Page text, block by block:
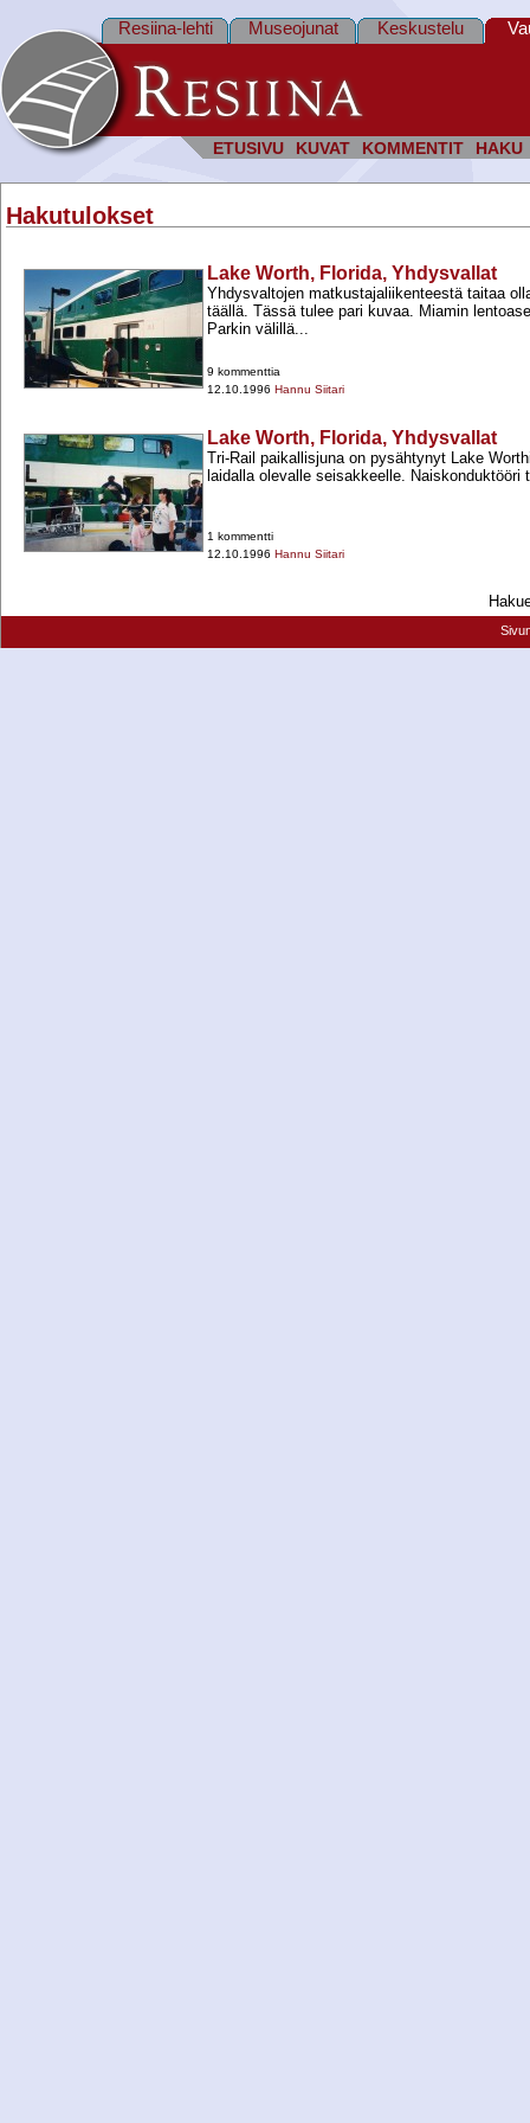
ETUSIVU KUVAT KOMMENTIT HAKU
Resiina-lehti Museojunat Keskustelu
Hakutulokset
Lake Worth, Florida, Yhdysvallat
Yhdysvaltojen matkustajaliikenteestä taitaa
täällä. Tässä tulee pari kuvaa. Miamin
Parkin välillä...
9 kommenttia
12.10.1996 Hannu Siitari
Lake Worth, Florida, Yhdysvallat
Tri-​Rail paikallisjuna on pysähtynyt Lake
laidalla olevalle seisakkeelle. Naiskonduktööri
1 kommentti
12.10.1996 Hannu Siitari